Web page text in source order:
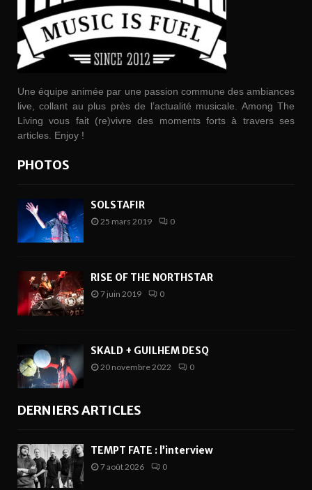
Une équipe animée par une passion commune des ambiances
live, collant au plus près de l’actualité musicale. Among The
Living vous fait (re)vivre des moments forts à travers ses
articles. Enjoy !
PHOTOS
SOLSTAFIR
25 mars 2019 0
RISE OF THE NORTHSTAR
7 juin 2019 0
SKALD + GUILHEM DESQ
20 novembre 2022 0
DERNIERS ARTICLES
TEMPT FATE : l’interview
7 août 2026 0